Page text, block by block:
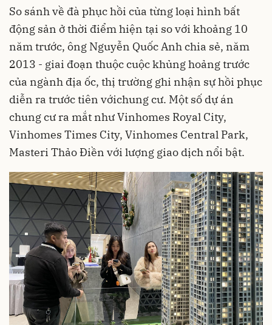
So sánh về đà phục hồi của từng loại hình bất
động sản ở thời điểm hiện tại so với khoảng 10
năm trước, ông Nguyễn Quốc Anh chia sẻ, năm
2013 - giai đoạn thuộc cuộc khủng hoảng trước
của ngành địa ốc, thị trường ghi nhận sự hồi phục
diễn ra trước tiên vớichung cư. Một số dự án
chung cư ra mắt như Vinhomes Royal City,
Vinhomes Times City, Vinhomes Central Park,
Masteri Thảo Điền với lượng giao dịch nổi bật.